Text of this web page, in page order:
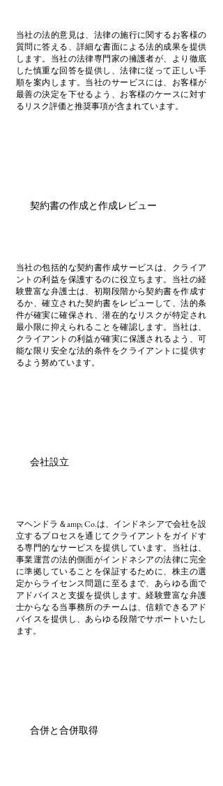
当社の法的意見は、法律の施行に関するお客様の
質問に答える、詳細な書面による法的成果を提供
します。当社の法律専門家の擁護者が、より徹底
した慎重な回答を提供し、法律に従って正しい手
順を案内します。当社のサービスには、お客様が
最善の決定を下せるよう、お客様のケースに対す
るリスク評価と推奨事項が含まれています。
契約書の作成と作成レビュー
当社の包括的な契約書作成サービスは、クライア
ントの利益を保護するのに役立ちます。当社の経
験豊富な弁護士は、初期段階から契約書を作成す
るか、確立された契約書をレビューして、法的条
件が確実に確保され、潜在的なリスクが特定され
最小限に抑えられることを確認します。当社は、
クライアントの利益が確実に保護されるよう、可
能な限り安全な法的条件をクライアントに提供す
るよう努めています。
会社設立
マヘンドラ＆amp; Co.は、インドネシアで会社を設
立するプロセスを通じてクライアントをガイドす
る専門的なサービスを提供しています。当社は、
事業運営の法的側面がインドネシアの法律に完全
に準拠していることを保証するために、株主の選
定からライセンス問題に至るまで、あらゆる面で
アドバイスと支援を提供します。経験豊富な弁護
士からなる当事務所のチームは、信頼できるアド
バイスを提供し、あらゆる段階でサポートいたし
ます。
合併と合併取得